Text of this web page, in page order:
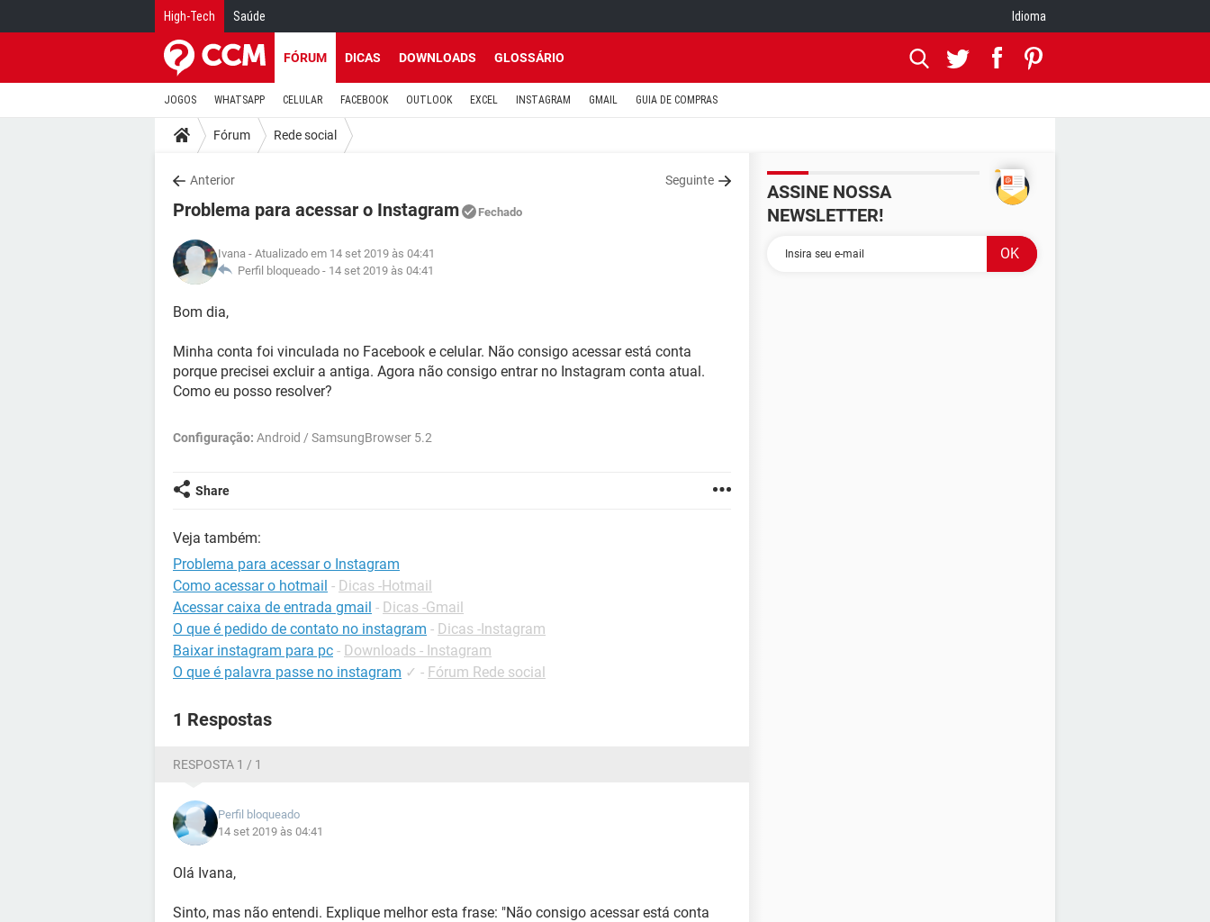
High-Tech Saúde Idioma
FÓRUM DICAS DOWNLOADS GLOSSÁRIO
JOGOS WHATSAPP CELULAR FACEBOOK OUTLOOK EXCEL INSTAGRAM GMAIL GUIA DE COMPRAS
Fórum Rede social
Anterior Seguinte
Problema para acessar o Instagram Fechado
Ivana - Atualizado em 14 set 2019 às 04:41
Perfil bloqueado - 14 set 2019 às 04:41
Bom dia,
Minha conta foi vinculada no Facebook e celular. Não consigo acessar está conta
porque precisei excluir a antiga. Agora não consigo entrar no Instagram conta atual.
Como eu posso resolver?
Configuração: Android / SamsungBrowser 5.2
Share
Veja também:
Problema para acessar o Instagram
Como acessar o hotmail - Dicas -Hotmail
Acessar caixa de entrada gmail - Dicas -Gmail
O que é pedido de contato no instagram - Dicas -Instagram
Baixar instagram para pc - Downloads - Instagram
O que é palavra passe no instagram ✓ - Fórum Rede social
1 Respostas
RESPOSTA 1 / 1
Perfil bloqueado
14 set 2019 às 04:41
Olá Ivana,
Sinto, mas não entendi. Explique melhor esta frase: "Não consigo acessar está conta
ASSINE NOSSA
NEWSLETTER!